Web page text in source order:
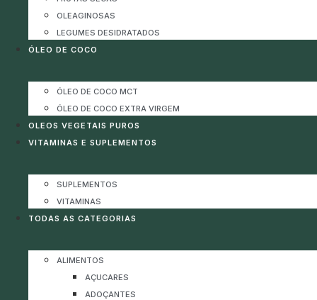
OLEAGINOSAS
LEGUMES DESIDRATADOS
ÓLEO DE COCO
ÓLEO DE COCO MCT
ÓLEO DE COCO EXTRA VIRGEM
OLEOS VEGETAIS PUROS
VITAMINAS E SUPLEMENTOS
SUPLEMENTOS
VITAMINAS
TODAS AS CATEGORIAS
ALIMENTOS
AÇUCARES
ADOÇANTES